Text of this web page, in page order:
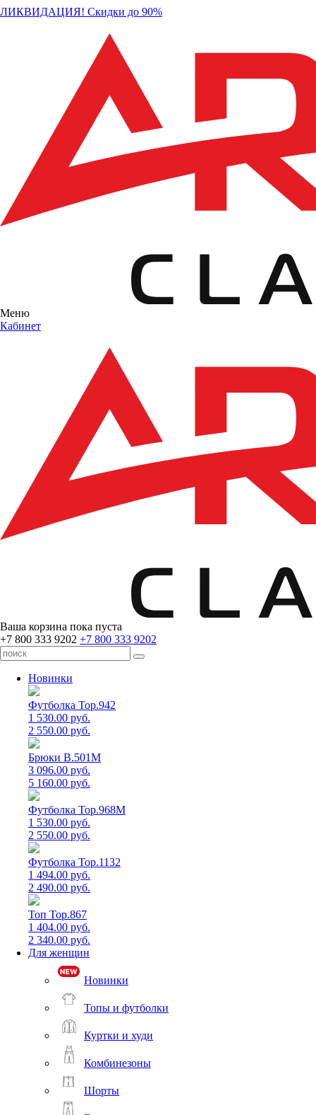
ЛИКВИДАЦИЯ! Скидки до 90%
Меню
Кабинет
Ваша корзина пока пуста
+7 800 333 9202 +7 800 333 9202
Новинки
Футболка Top.942
1 530.00 руб.
2 550.00 руб.
Брюки B.501M
3 096.00 руб.
5 160.00 руб.
Футболка Top.968M
1 530.00 руб.
2 550.00 руб.
Футболка Top.1132
1 494.00 руб.
2 490.00 руб.
Топ Top.867
1 404.00 руб.
2 340.00 руб.
Для женщин
Новинки
Топы и футболки
Куртки и худи
Комбинезоны
Шорты